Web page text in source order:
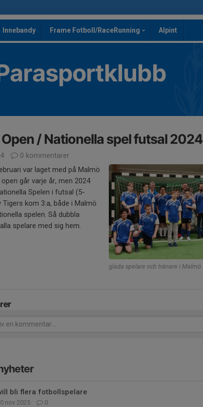
Innebandy Frame Fotboll/RaceRunning Alpint
/ Nationella spel futsal 2024
0 kommentarer
glada spelare och tränare i Malmö
var laget med på Malmö
går varje år, men 2024
Spelen i futsal (5-
Tigers kom 3:a, både i Malmö
spelen. Så dubbla
spelare med sig hem.
bli flera fotbollspelare
nov 2025 0